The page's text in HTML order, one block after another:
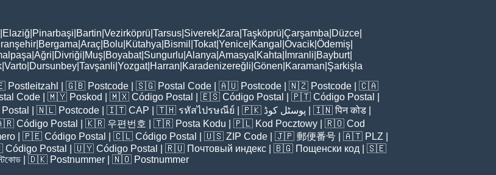
Elaziğ Pinarbaşi Bartin Vezirköprü Tarsus Siverek Zara Taşköprü Çarşamba Düzce
Bergama Araç Bolu Kütahya Bismil Tokat|Yenice Kangal Ovacik Ödemiş
Ağri Divriği Muş Boyabat| Sungurlu Alanya Amasya Kahta İmranli Bayburt|
Varto Dursunbey Tavşanli Yozgat| Harran Karadenizereğli Gönen Karaman Şarkişla
Postleitzahl | 🇬🇧 Postcode | 🇸🇬 Postal Code | 🇦🇺 Postcode | 🇳🇿 Postcode | 🇨🇦
Code | 🇲🇾 Poskod | 🇲🇽 Código Postal | 🇪🇸 Código Postal | 🇵🇹 Código Postal
| 🇳🇱 Postcode | 🇮🇹 CAP | 🇹🇭 รหัสไปรษณีย์ | 🇵🇰 پوسٹل کوڈ | 🇮🇳पिन कोड
Código Postal | 🇰🇷 우편번호 | 🇹🇷 Posta Kodu | 🇵🇱 Kod Pocztowy | 🇷🇴 Cod
| 🇵🇪 Código Postal | 🇨🇱 Código Postal | 🇺🇸 ZIP Code | 🇯🇵 郵便番号 | 🇦🇹 PLZ
Código Postal | 🇺🇾 Código Postal | 🇷🇺 Почтовый индекс | 🇧🇬 Пощенски код | 🇸🇪
| 🇩🇰 Postnummer | 🇳🇴 Postnummer